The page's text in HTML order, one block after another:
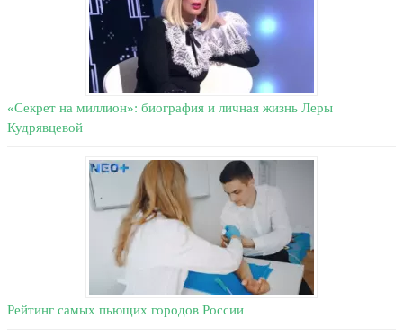
«Секрет на миллион»: биография и личная жизнь Леры
Кудрявцевой
Рейтинг самых пьющих городов России